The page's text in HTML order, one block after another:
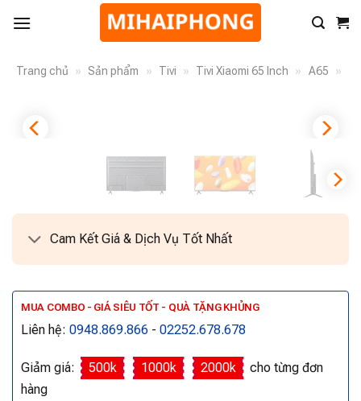
Trang chủ » Sản phẩm » Tivi » Tivi Xiaomi 65 Inch » A65 »
Cam Kết Giá & Dịch Vụ Tốt Nhất
MUA COMBO - GIÁ SIÊU TỐT - QUÀ TẶNG KHỦNG
Liên hệ: 0948.869.866 - 02252.678.678
Giảm giá: 500k 1000k 2000k
cho từng đơn
hàng